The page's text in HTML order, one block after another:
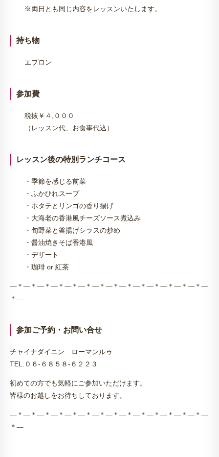
※両日とも同じ内容をレッスンいたします。
持ち物
エプロン
参加費
税抜￥４,０００
（レッスン代、お食事代込）
レッスン後の特別ランチコース
・季節を感じる前菜
・ふかひれスープ
・ホタテとリンゴの香り揚げ
・大海老の香港風チーズソース煮込み
・旬野菜と釜揚げシラスの炒め
・醤油焼きそば香港風
・デザート
・珈琲 or 紅茶
—＊—＊—＊—＊—＊—＊—＊—＊—＊—＊—＊—＊—＊—＊—
＊—
参加ご予約・お問い合せ
チャイナダイニン ローマンルゥ
TEL.０６-６８５８-６２２３
初めての方でも気軽にご参加いただけます。
皆様のお越しをお待ちしております。
—＊—＊—＊—＊—＊—＊—＊—＊—＊—＊—＊—＊—＊—＊—
＊—